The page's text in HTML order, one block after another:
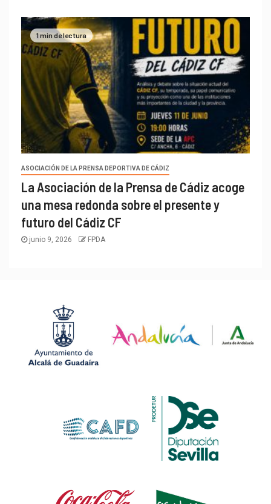
1 min de lectura
ASOCIACIÓN DE LA PRENSA DEPORTIVA DE CÁDIZ
La Asociación de la Prensa de Cádiz acoge
una mesa redonda sobre el presente y
futuro del Cádiz CF
junio 9, 2026 FPDA